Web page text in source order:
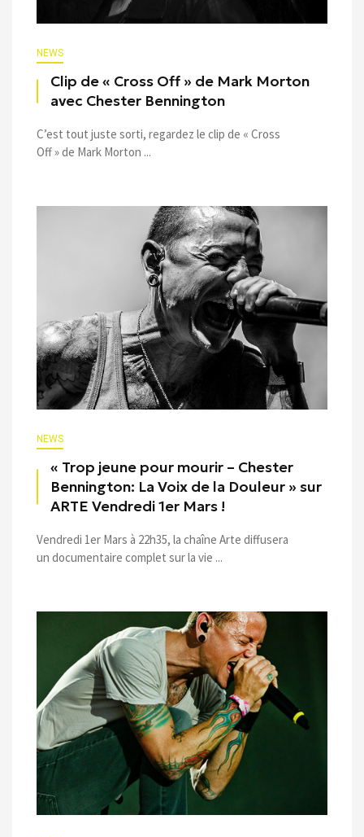
NEWS
Clip de « Cross Off » de Mark Morton
avec Chester Bennington
C’est tout juste sorti, regardez le clip de « Cross
Off » de Mark Morton ...
NEWS
« Trop jeune pour mourir – Chester
Bennington: La Voix de la Douleur » sur
ARTE Vendredi 1er Mars !
Vendredi 1er Mars à 22h35, la chaîne Arte diffusera
un documentaire complet sur la vie ...